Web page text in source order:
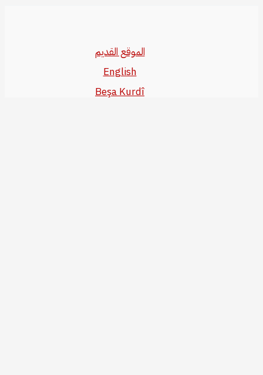
الموقع القديم
English
Beşa Kurdî